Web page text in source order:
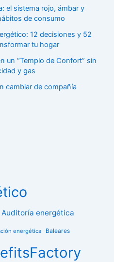
el sistema rojo, ámbar y
de consumo
12 decisiones y 52
tu hogar
un “Templo de Confort” sin
y gas
cambiar de compañía
Auditoría energética
energética Baleares